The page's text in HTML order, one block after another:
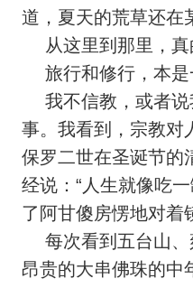
道，夏天的荒草还在
从这里到那里，真
旅行和修行，本是
我不信教，或者说
事。我看到，宗教对
保罗二世在圣诞节的
经说：“人生就像吃
了阿甘傻房愣地对
每次看到五台山、
昂贵的大串佛珠的中